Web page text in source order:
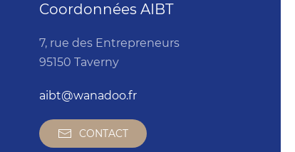
Coordonnées AIBT
7, rue des Entrepreneurs
95150 Taverny
aibt@wanadoo.fr
CONTACT